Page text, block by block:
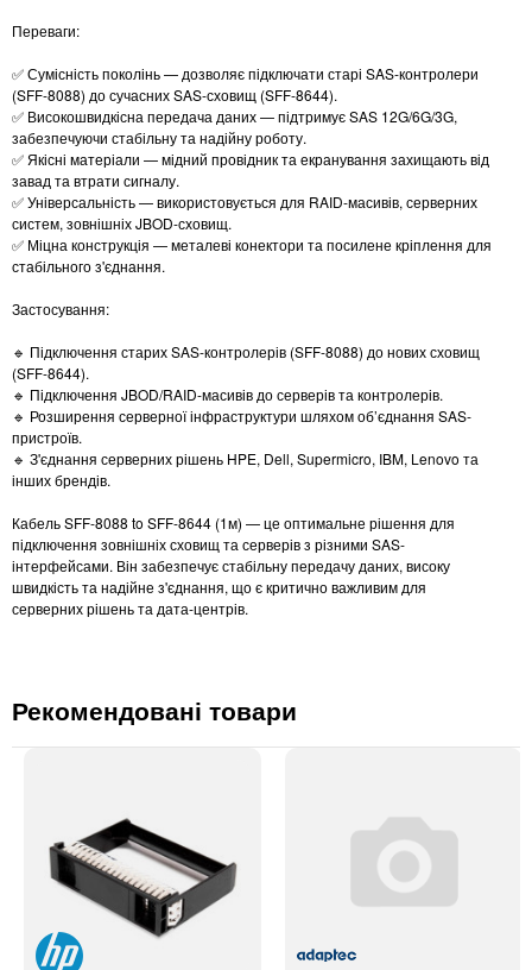
Переваги:
✅ Сумісність поколінь — дозволяє підключати старі SAS-контролери
(SFF-8088) до сучасних SAS-сховищ (SFF-8644).
✅ Високошвидкісна передача даних — підтримує SAS 12G/6G/3G,
забезпечуючи стабільну та надійну роботу.
✅ Якісні матеріали — мідний провідник та екранування захищають від
завад та втрати сигналу.
✅ Універсальність — використовується для RAID-масивів, серверних
систем, зовнішніх JBOD-сховищ.
✅ Міцна конструкція — металеві конектори та посилене кріплення для
стабільного з'єднання.
Застосування:
🔹 Підключення старих SAS-контролерів (SFF-8088) до нових сховищ
(SFF-8644).
🔹 Підключення JBOD/RAID-масивів до серверів та контролерів.
🔹 Розширення серверної інфраструктури шляхом об’єднання SAS-
пристроїв.
🔹 З'єднання серверних рішень HPE, Dell, Supermicro, IBM, Lenovo та
інших брендів.
Кабель SFF-8088 to SFF-8644 (1м) — це оптимальне рішення для
підключення зовнішніх сховищ та серверів з різними SAS-
інтерфейсами. Він забезпечує стабільну передачу даних, високу
швидкість та надійне з'єднання, що є критично важливим для
серверних рішень та дата-центрів.
Рекомендовані товари